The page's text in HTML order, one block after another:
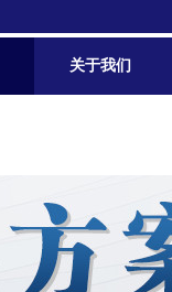
关于我们